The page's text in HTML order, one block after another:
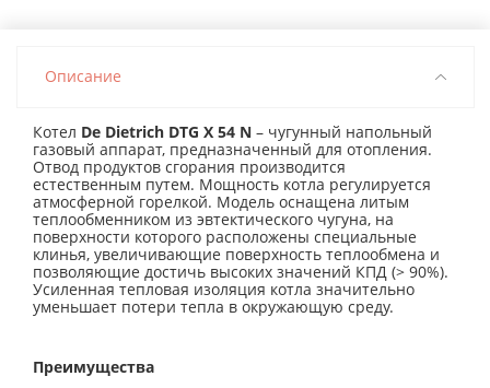
Описание
Котел De Dietrich DTG X 54 N – чугунный напольный
газовый аппарат, предназначенный для отопления.
Отвод продуктов сгорания производится
естественным путем. Мощность котла регулируется
атмосферной горелкой. Модель оснащена литым
теплообменником из эвтектического чугуна, на
поверхности которого расположены специальные
клинья, увеличивающие поверхность теплообмена и
позволяющие достичь высоких значений КПД (> 90%).
Усиленная тепловая изоляция котла значительно
уменьшает потери тепла в окружающую среду.
Преимущества